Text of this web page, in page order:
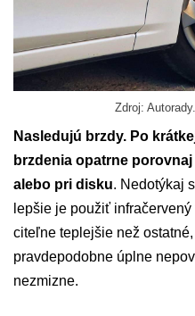
Zdroj:
Nasledujú brzdy. Po
brzdenia opatrne
alebo pri disku. Nedotýkaj
lepšie je použiť
citeľne teplejšie než
pravdepodobne úplne
nezmizne.